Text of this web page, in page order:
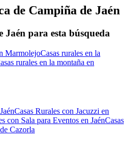
de Campiña de Jaén
Jaén para esta búsqueda
MarmolejoCasas rurales en la
rurales en la montaña en
Casas Rurales con Jacuzzi en
con Sala para Eventos en JaénCasas
Cazorla